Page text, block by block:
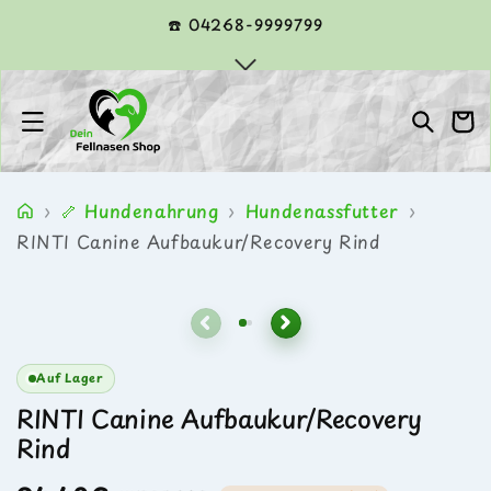
☎️ 04268-9999799
› 🦴 Hundenahrung › Hundenassfutter ›
RINTI Canine Aufbaukur/Recovery Rind
Produktinformationen
springen
öffnen
1
2
Bild
Auf Lager
RINTI Canine Aufbaukur/Recovery
Rind